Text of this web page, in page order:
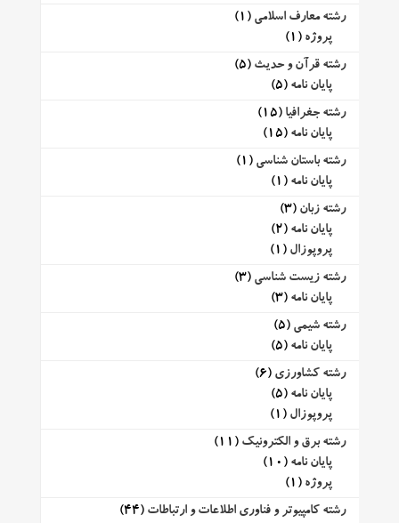
رشته معارف اسلامی (1)
پروژه (1)
رشته قرآن و حدیث (5)
پایان نامه (5)
رشته جغرافیا (15)
پایان نامه (15)
رشته باستان شناسی (1)
پایان نامه (1)
رشته زبان (3)
پایان نامه (2)
پروپوزال (1)
رشته زیست شناسی (3)
پایان نامه (3)
رشته شیمی (5)
پایان نامه (5)
رشته کشاورزی (6)
پایان نامه (5)
پروپوزال (1)
رشته برق و الکترونیک (11)
پایان نامه (10)
پروژه (1)
رشته کامپیوتر و فناوری اطلاعات و ارتباطات (44)